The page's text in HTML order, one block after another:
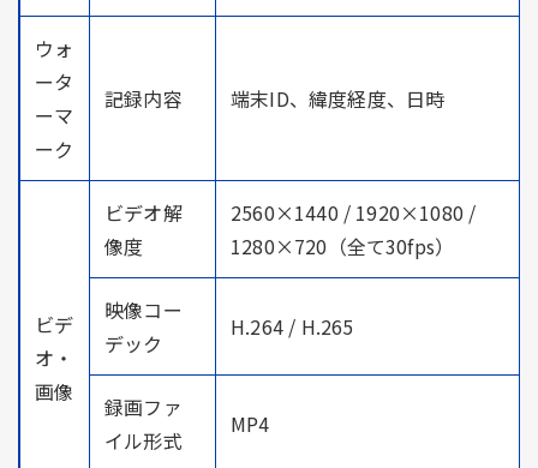
ウォ
ータ
ーマ
ーク
記録内容 端末ID、緯度経度、日時
ビデ
オ・
画像
ビデオ解
像度
2560×1440 / 1920×1080 /
1280×720（全て30fps）
映像コー
デック
H.264 / H.265
録画ファ
イル形式
MP4